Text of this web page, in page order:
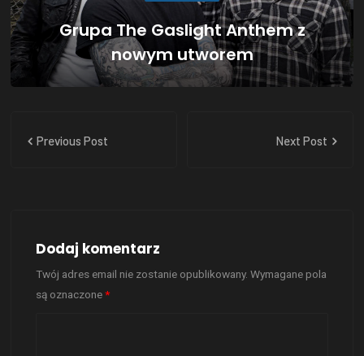
Grupa The Gaslight Anthem z
nowym utworem
Previous Post Next Post
Dodaj komentarz
Twój adres email nie zostanie opublikowany. Wymagane pola
są oznaczone*